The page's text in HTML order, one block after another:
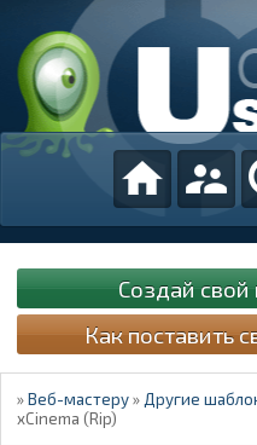
Создай
Как поставить
»Веб-мастеру »Другие
xCinema (Rip)